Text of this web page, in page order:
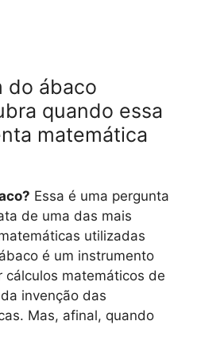
do ábaco
quando essa
matemática
Essa é uma pergunta
de uma das mais
utilizadas
é um instrumento
cálculos matemáticos de
invenção das
Mas, afinal, quando